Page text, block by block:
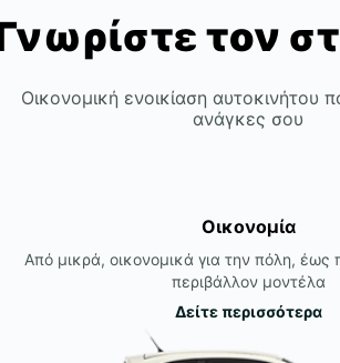
τον
Οικονομική ενοικίαση αυτοκινήτου
ανάγκες σου
Οικονομία
Από μικρά, οικονομικά για την πόλη, έως
περιβάλλον μοντέλα
Δείτε περισσότερα